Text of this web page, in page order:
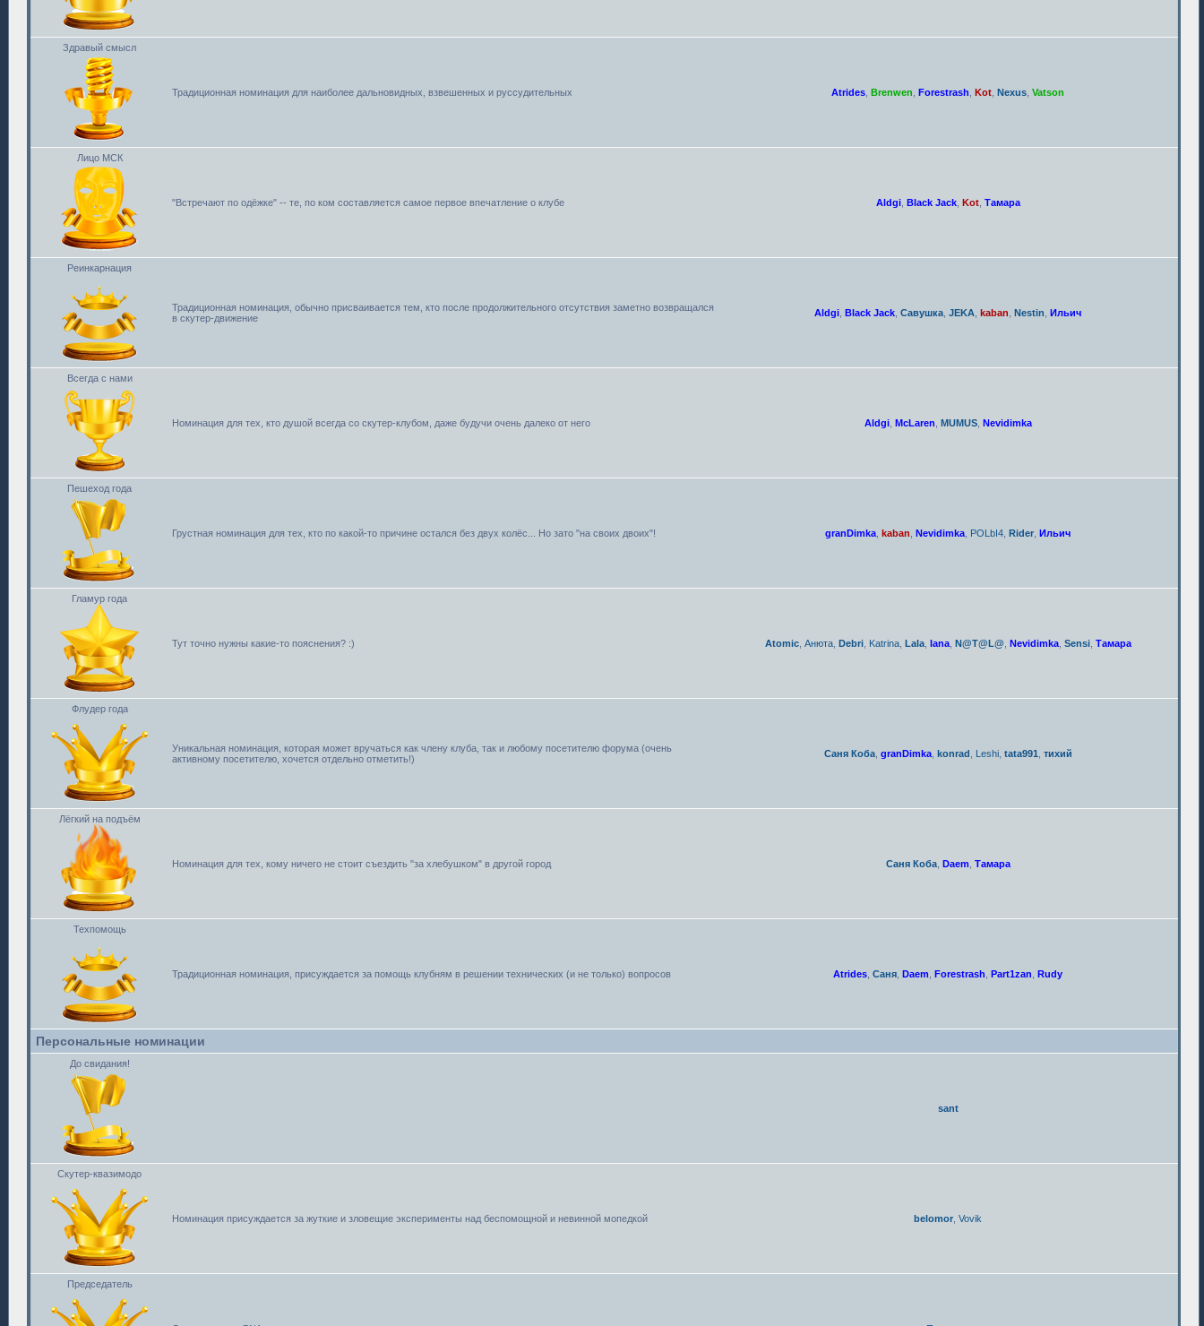
Здравый смысл
Традиционная номинация для наиболее дальновидных, взвешенных и руссудительных Atrides Brenwen Forestrash Kot Nexus Vatson
Лицо МСК
"Встречают по одёжке" -- те, по ком составляется самое первое впечатление о клубе Aldgi, Black Jack, Kot, Тамара
Реинкарнация
Традиционная номинация, обычно присваивается тем, кто после продолжительного отсутствия заметно возвращался
в скутер-движение
Aldgi Black Jack Савушка JEKA kaban Nestin Ильич
Всегда с нами
Номинация для тех, кто душой всегда со скутер-клубом, даже будучи очень далеко от него Aldgi, McLaren MUMUS, Nevidimka
Пешеход года
Грустная номинация для тех, кто по какой-то причине остался без двух колёс... Но зато "на своих двоих"! granDimka kaban Nevidimka POLbI4 Rider Ильич
Гламур года
Тут точно нужны какие-то пояснения? :) Atomic, Анюта, Debri, Katrina, Lala, lana, N@T@L@ Nevidimka, Sensi, Тамара
Флудер года
Уникальная номинация, которая может вручаться как члену клуба, так и любому посетителю форума (очень
активному посетителю, хочется отдельно отметить!)
Саня Коба, granDimka, konrad Leshi, tata991 тихий
Лёгкий на подъём
Номинация для тех, кому ничего не стоит съездить "за хлебушком" в другой город Саня Коба, Daem Тамара
Техпомощь
Традиционная номинация, присуждается за помощь клубням в решении технических (и не только) вопросов Atrides Саня Daem Forestrash Part1zan Rudy
Персональные номинации
До свидания!
sant
Скутер-квазимодо
Номинация присуждается за жуткие и зловещие эксперименты над беспомощной и невинной мопедкой belomor Vovik
Председатель